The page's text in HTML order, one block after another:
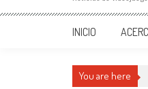
INICIO
You are here